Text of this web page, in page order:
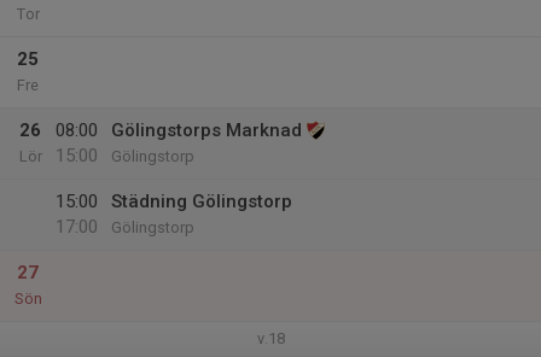
Tor
25
Fre
26
Lör
08:00
15:00
Gölingstorps Marknad
Gölingstorp
15:00
17:00
Städning Gölingstorp
Gölingstorp
27
Sön
v.18